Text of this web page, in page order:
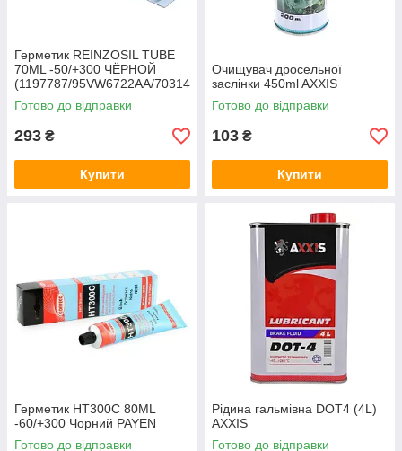
Герметик REINZOSIL TUBE
70ML -50/+300 ЧЁРНОЙ
(1197787/95VW6722AA/70314
1410) VICTOR REINZ
Готово до відправки
293 ₴
Купити
Очищувач дросельної
заслінки 450ml AXXIS
Готово до відправки
103 ₴
Купити
Герметик HT300C 80ML
-60/+300 Чорний PAYEN
Готово до відправки
Рідина гальмівна DOT4 (4L)
AXXIS
Готово до відправки